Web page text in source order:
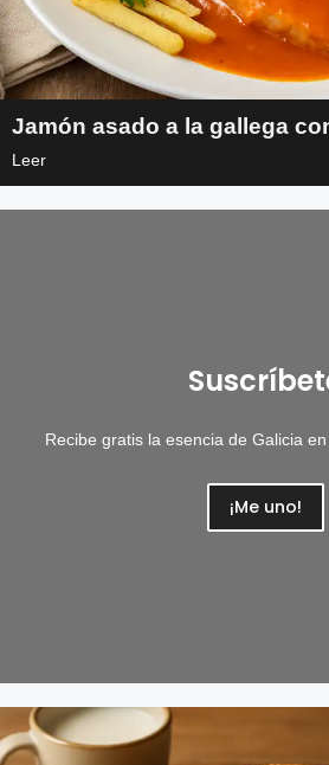
Jamón asado a la gallega
Leer
Recibe gratis la esencia de Galicia
¡Me uno!